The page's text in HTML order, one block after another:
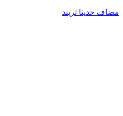
مضاف حديثا تريند